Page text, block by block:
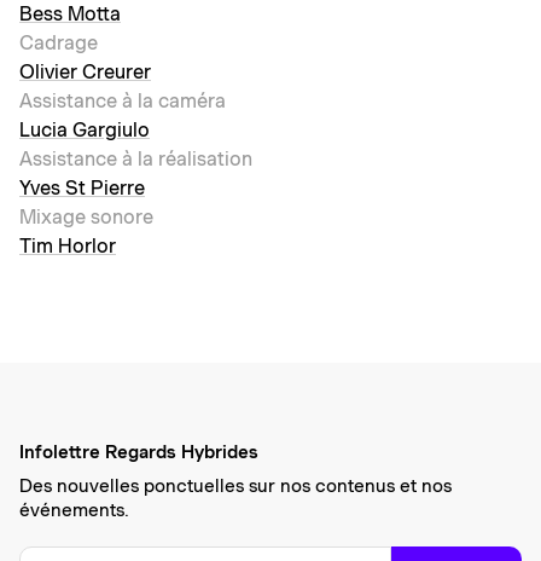
Bess Motta
Cadrage
Olivier Creurer
Assistance à la caméra
Lucia Gargiulo
Assistance à la réalisation
Yves St Pierre
Mixage sonore
Tim Horlor
Infolettre Regards Hybrides
Des nouvelles ponctuelles sur nos contenus et nos
événements.